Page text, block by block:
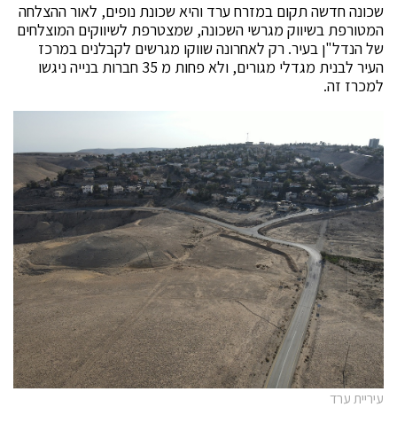
שכונה חדשה תקום במזרח ערד והיא שכונת נופים, לאור ההצלחה
המטורפת בשיווק מגרשי השכונה, שמצטרפת לשיווקים המוצלחים
של הנדל"ן בעיר. רק לאחרונה שווקו מגרשים לקבלנים במרכז
העיר לבנית מגדלי מגורים, ולא פחות מ 35 חברות בנייה ניגשו
למכרז זה.
עיריית ערד